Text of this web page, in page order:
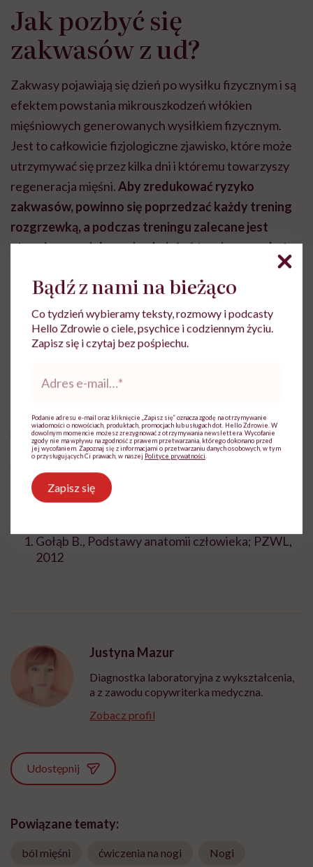
Jak pozbyć się
zakwasów z ud?
Zakwasy pojawiają się dzień po wysiłku fizycznym i są
efektem powstania mikrouszkodzeń włókien
mięśniowych generowanych wysiłkiem fizycznym.
Jest to całkowicie fizjologiczne zjawisko, które może
utrzymywać się przez kilka dni i któremu towarzyszy
regeneracja mięśni.Aby zredukować ryzyko
zakwasów, powinno się poprzedzać każdy trening
rozgrzewką, a podczas treningu zalecane jest
stopniowe zwiększanie obciążeń treningowych.A
badaniami sposobem na zakwasy mięśni ud jest picie
soku z wiśni. Przyjęcie tego napoju przed treningiem
łagodzi zakwasy i skraca czas ich utrzymywania się.
Dobrym patentem jest także sauna – dotlenia
działa naprzemienne wykonywanie ciepłych i
jest także masaż. A czego nie robić? Nie ma sensu
sięgać po leki przeciwbólowe czy wykonywanie
intensywnego treningu na następny dzień.
Bibliografia:
Gołąb B., Podstawy anatomii człowieka; PZWL,
2012
Justyna Mazur
Diagnostka laboratoryjna z wykształcenia,
a z zawodu copywriterka medyczna.
Zobacz profil
Udostępnij
Powiązane tematy:
ból mięśni ćwiczenia na nogi Nogi
Bądź z nami na bieżąco
Co tydzień wybieramy teksty, rozmowy i podcasty
Hello Zdrowie o ciele, psychice i codziennym życiu.
Zapisz się i czytaj bez pośpiechu.
*
Podanie adresu e-mail oraz kliknięcie „Zapisz się” oznacza zgodę na otrzymywanie
wiadomości o nowościach, produktach, promocjach lub usługach dot. Hello Zdrowie. W
dowolnym momencie możesz zrezygnować z otrzymywania newslettera. Wycofanie
zgody nie ma wpływu na zgodność z prawem przetwarzania, którego dokonano przed
jej wycofaniem. Zapoznaj się z informacjami o przetwarzaniu danych osobowych, w tym
o przysługujących Ci prawach, w naszej Polityce prywatności
Zapisz się